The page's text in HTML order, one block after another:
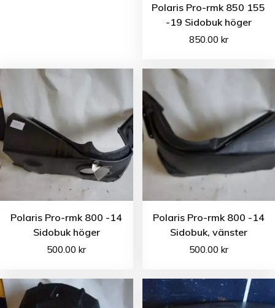
Polaris Pro-rmk 850 155
-19 Sidobuk höger
850.00 kr
Polaris Pro-rmk 800 -14
Sidobuk höger
500.00kr
Polaris Pro-rmk 800 -14
Sidobuk, vänster
500.00 kr